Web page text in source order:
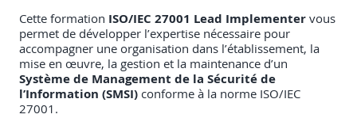
Cette formation ISO/IEC 27001 Lead Implementer vous
permet de développer l’expertise nécessaire pour
accompagner une organisation dans l’établissement, la
mise en œuvre, la gestion et la maintenance d’un
Système de Management de la Sécurité de
l’Information (SMSI) conforme à la norme ISO/IEC
27001.